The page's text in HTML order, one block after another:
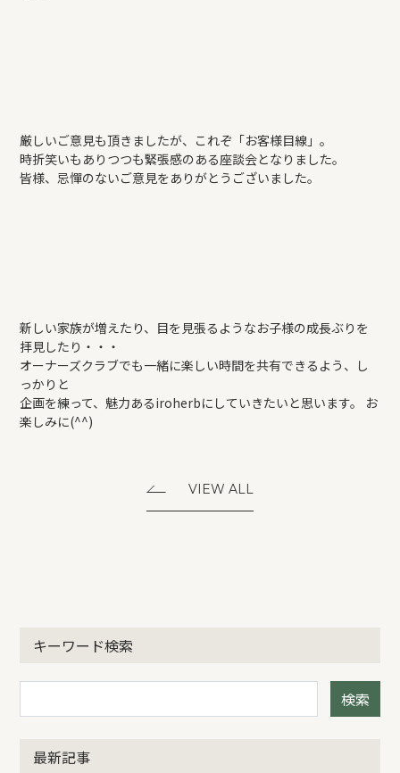
厳しいご意見も頂きましたが、これぞ「お客様目線」。
時折笑いもありつつも緊張感のある座談会となりました。
皆様、忌憚のないご意見をありがとうございました。
新しい家族が増えたり、目を見張るようなお子様の成長ぶりを
拝見したり・・・
オーナーズクラブでも一緒に楽しい時間を共有できるよう、し
っかりと
企画を練って、魅力あるiroherbにしていきたいと思います。 お
楽しみに(^^)
キーワード検索
検索
最新記事
VIEW ALL